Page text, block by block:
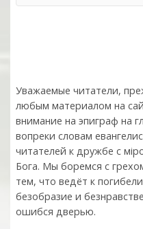
Уважаемые читатели,
любым материалом на
внимание на эпиграф на
вопреки словам
читателей к дружбе с
Бога. Мы боремся с
тем, что ведёт к
безобразие и
ошибся дверью.